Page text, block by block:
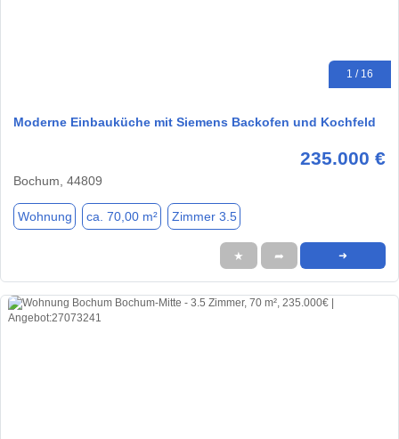
1 / 16
Moderne Einbauküche mit Siemens Backofen und Kochfeld
235.000 €
Bochum, 44809
Wohnung ca. 70,00 m² Zimmer 3.5
★ ➦ ➜